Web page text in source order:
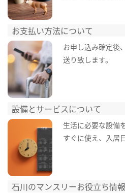
お支払い方法について
お申し込み確定後
送り致します。
設備とサービスについて
生活に必要な設備
すぐに使え、入居
石川のマンスリーお役立ち情報